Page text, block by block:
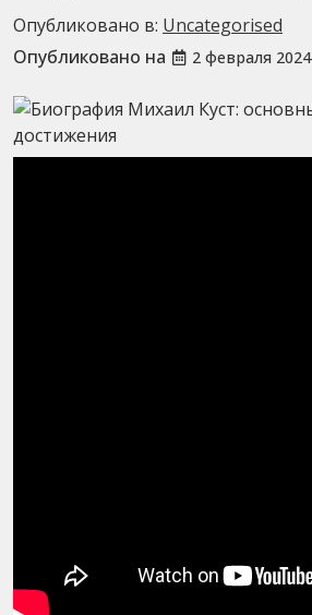
Опубликовано в: Uncategorised
Опубликовано на
2 февраля 2024